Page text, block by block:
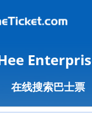
在线搜索巴士票